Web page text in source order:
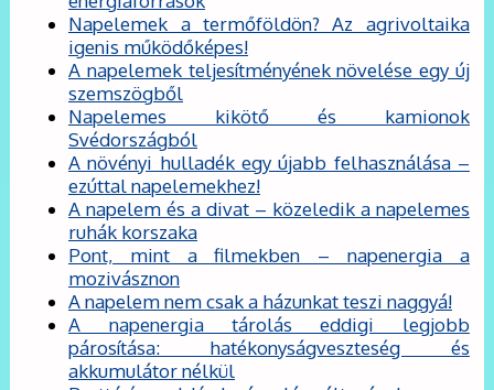
Napelemek a termőföldön? Az agrivoltaika
igenis működőképes!
A napelemek teljesítményének növelése egy új
szemszögből
Napelemes kikötő és kamionok
Svédországból
A növényi hulladék egy újabb felhasználása –
ezúttal napelemekhez!
A napelem és a divat – közeledik a napelemes
ruhák korszaka
Pont, mint a filmekben – napenergia a
mozivásznon
A napelem nem csak a házunkat teszi naggyá!
A napenergia tárolás eddigi legjobb
párosítása: hatékonyságveszteség és
akkumulátor nélkül